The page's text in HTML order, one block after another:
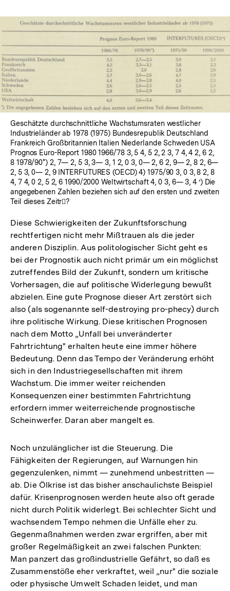
Lightbox
öffnen
Geschätzte durchschnittliche Wachstumsraten westlicher
Industrieländer ab 1978 (1975) Bundesrepublik Deutschland
Frankreich Großbritannien Italien Niederlande Schweden USA
Prognos Euro-Report 1980 1966/78 3, 5 4, 5 2, 2 3, 7 4, 4 2, 6 2,
8 1978/90*) 2, 7— 2, 5 3, 3— 3, 1 2, 0 3, 0— 2, 6 2, 9— 2, 8 2, 6—
2, 5 3, 0— 2, 9 INTERFUTURES (OECD) 4) 1975/90 3, 0 3, 8 2, 8
4, 7 4, 0 2, 5 2, 6 1990/2000 Weltwirtschaft 4, 0 3, 6— 3, 4 ’) Die
angegebenen Zahlen beziehen sich auf den ersten und zweiten
Teil dieses Zeitr?
Diese Schwierigkeiten der Zukunftsforschung
rechtfertigen nicht mehr Mißtrauen als die jeder
anderen Disziplin. Aus politologischer Sicht geht es
bei der Prognostik auch nicht primär um ein möglichst
zutreffendes Bild der Zukunft, sondern um kritische
Vorhersagen, die auf politische Widerlegung bewußt
abzielen. Eine gute Prognose dieser Art zerstört sich
also (als sogenannte self-destroying pro-phecy) durch
ihre politische Wirkung. Diese kritischen Prognosen
nach dem Motto „Unfall bei unveränderter
Fahrtrichtung" erhalten heute eine immer höhere
Bedeutung. Denn das Tempo der Veränderung erhöht
sich in den Industriegesellschaften mit ihrem
Wachstum. Die immer weiter reichenden
Konsequenzen einer bestimmten Fahrtrichtung
erfordern immer weiterreichende prognostische
Scheinwerfer. Daran aber mangelt es.
Noch unzulänglicher ist die Steuerung. Die
Fähigkeiten der Regierungen, auf Warnungen hin
gegenzulenken, nimmt — zunehmend unbestritten —
ab. Die Ölkrise ist das bisher anschaulichste Beispiel
dafür. Krisenprognosen werden heute also oft gerade
nicht durch Politik widerlegt. Bei schlechter Sicht und
wachsendem Tempo nehmen die Unfälle eher zu.
Gegenmaßnahmen werden zwar ergriffen, aber mit
großer Regelmäßigkeit an zwei falschen Punkten:
Man panzert das großindustrielle Gefährt, so daß es
Zusammenstöße eher verkraftet, weil „nur" die soziale
oder physische Umwelt Schaden leidet, und man